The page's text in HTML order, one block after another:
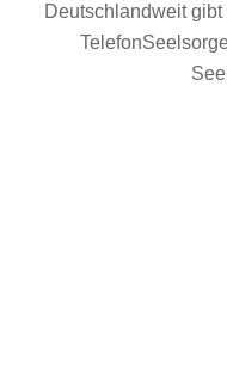
Deutschlandweit